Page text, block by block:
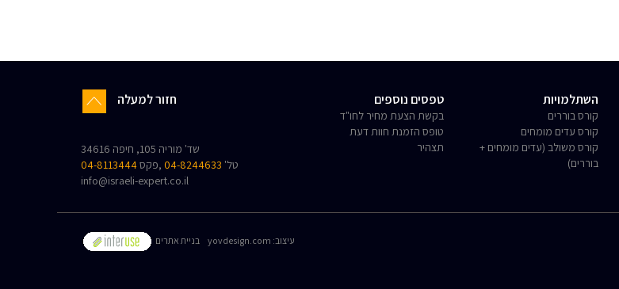
השתלמויות
קורס בוררים
קורס עדים מומחים
קורס משולב (עדים מומחים +
בוררים)
טפסים נוספים
בקשת הצעת מחיר לחו"ד
טופס הזמנת חוות דעת
תצהיר
חזור למעלה
שד' מוריה 105, חיפה 34616
טל' 04-8244633 ,פקס04-8113444
info@israeli-expert.co.il
בניית אתרים yovdesign.com :עיצוב